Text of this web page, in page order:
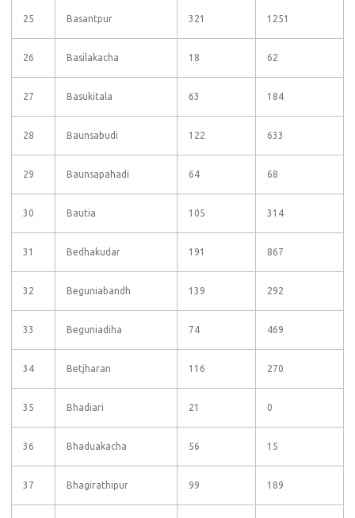
25 Basantpur 321 1251
26 Basilakacha 18 62
27 Basukitala 63 184
28 Baunsabudi 122 633
29 Baunsapahadi 64 68
30 Bautia 105 314
31 Bedhakudar 191 867
32 Beguniabandh 139 292
33 Beguniadiha 74 469
34 Betjharan 116 270
35 Bhadiari 21 0
36 Bhaduakacha 56 15
37 Bhagirathipur 99 189